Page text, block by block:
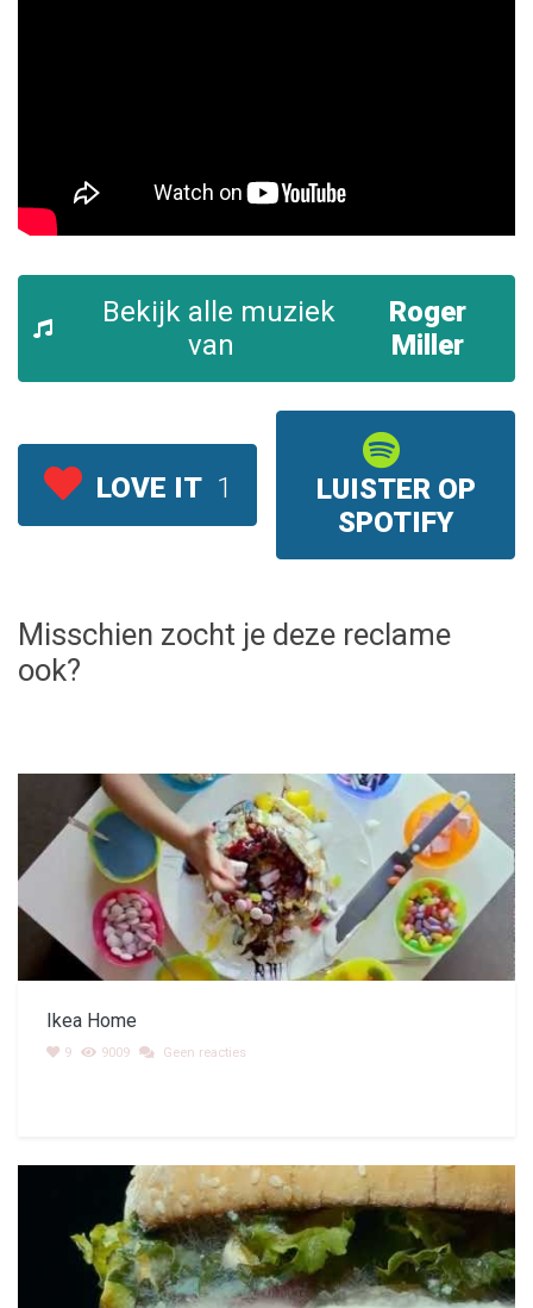
Bekijk alle muziek
van
Roger
Miller
LOVE IT 1
LUISTER OP
SPOTIFY
Misschien zocht je deze reclame
ook?
Ikea Home
9 9009 Geen reacties